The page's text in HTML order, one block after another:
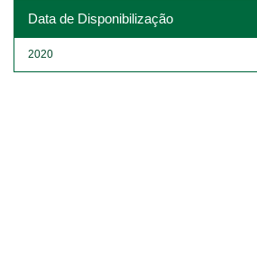
Data de Disponibilização
2020